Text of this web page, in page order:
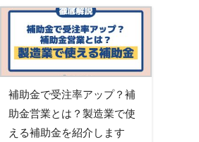
補助金で受注率アップ？補
助金営業とは？製造業で使
える補助金を紹介します